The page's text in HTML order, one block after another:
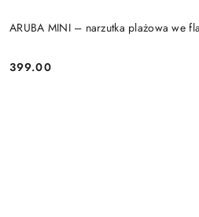
ARUBA MINI – narzutka plażowa we
Cena:
399.00